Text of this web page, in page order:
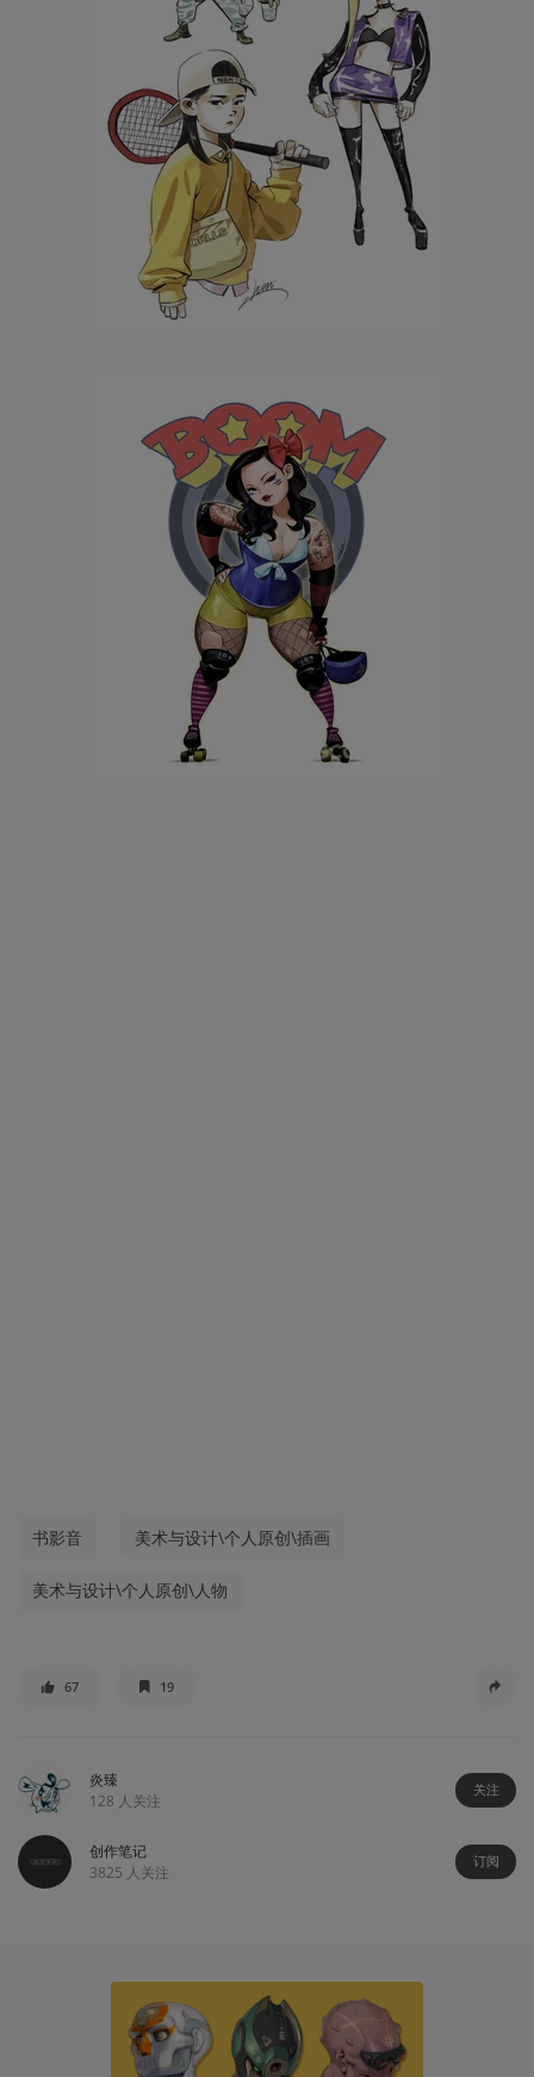
书影音 美术与设计\个人原创\插画
美术与设计\个人原创\人物
67 19
炎臻
128 人关注
关注
创作笔记
3825 人关注
订阅